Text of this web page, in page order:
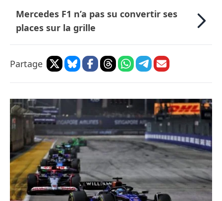
Mercedes F1 n’a pas su convertir ses
places sur la grille
Partage